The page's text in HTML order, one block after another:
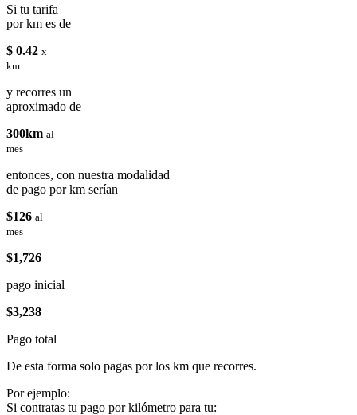
Si tu tarifa
por km es de
$ 0.42 x
km
y recorres un
aproximado de
300km al
mes
entonces, con nuestra modalidad
de pago por km serían
$126 al
mes
$1,726
pago inicial
$3,238
Pago total
De esta forma solo pagas por los km que recorres.
Por ejemplo:
Si contratas tu pago por kilómetro para tu: